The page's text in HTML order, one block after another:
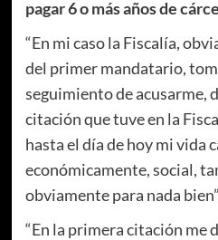
pagar 6 o más años de
“En mi caso la Fiscalía,
del primer mandatario,
seguimiento de acusarme,
citación que tuve en la
hasta el día de hoy mi vida
económicamente, social,
obviamente para nada
“En la primera citación me